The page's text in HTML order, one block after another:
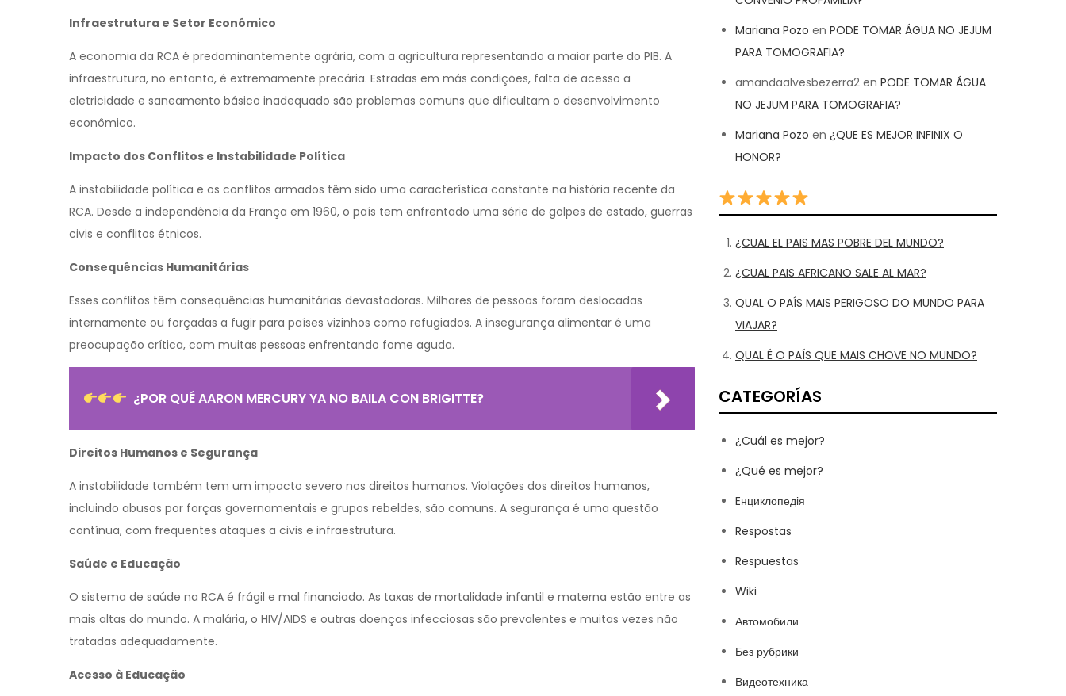
Infraestrutura e Setor Econômico
A economia da RCA é predominantemente agrária, com a agricultura representando a maior parte do PIB. A
infraestrutura, no entanto, é extremamente precária. Estradas em más condições, falta de acesso a
eletricidade e saneamento básico inadequado são problemas comuns que dificultam o desenvolvimento
econômico.
Impacto dos Conflitos e Instabilidade Política
A instabilidade política e os conflitos armados têm sido uma característica constante na história recente da
RCA. Desde a independência da França em 1960, o país tem enfrentado uma série de golpes de estado, guerras
civis e conflitos étnicos.
Consequências Humanitárias
Esses conflitos têm consequências humanitárias devastadoras. Milhares de pessoas foram deslocadas
internamente ou forçadas a fugir para países vizinhos como refugiados. A insegurança alimentar é uma
preocupação crítica, com muitas pessoas enfrentando fome aguda.
¿POR QUÉ AARON MERCURY YA NO BAILA CON BRIGITTE?
Direitos Humanos e Segurança
A instabilidade também tem um impacto severo nos direitos humanos. Violações dos direitos humanos,
incluindo abusos por forças governamentais e grupos rebeldes, são comuns. A segurança é uma questão
contínua, com frequentes ataques a civis e infraestrutura.
Saúde e Educação
O sistema de saúde na RCA é frágil e mal financiado. As taxas de mortalidade infantil e materna estão entre as
mais altas do mundo. A malária, o HIV/AIDS e outras doenças infecciosas são prevalentes e muitas vezes não
tratadas adequadamente.
Acesso à Educação
Mariana Pozo en PODE TOMAR ÁGUA NO JEJUM
PARA TOMOGRAFIA?
amandaalvesbezerra2 en PODE TOMAR ÁGUA
NO JEJUM PARA TOMOGRAFIA?
Mariana Pozo en ¿QUE ES MEJOR INFINIX O
HONOR?
¿CUAL EL PAIS MAS POBRE DEL MUNDO?
¿CUAL PAIS AFRICANO SALE AL MAR?
QUAL O PAÍS MAIS PERIGOSO DO MUNDO PARA
VIAJAR?
QUAL É O PAÍS QUE MAIS CHOVE NO MUNDO?
CATEGORÍAS
¿Cuál es mejor?
¿Qué es mejor?
Eнциклопедія
Respostas
Respuestas
Wiki
Автомобили
Без рубрики
Видеотехника